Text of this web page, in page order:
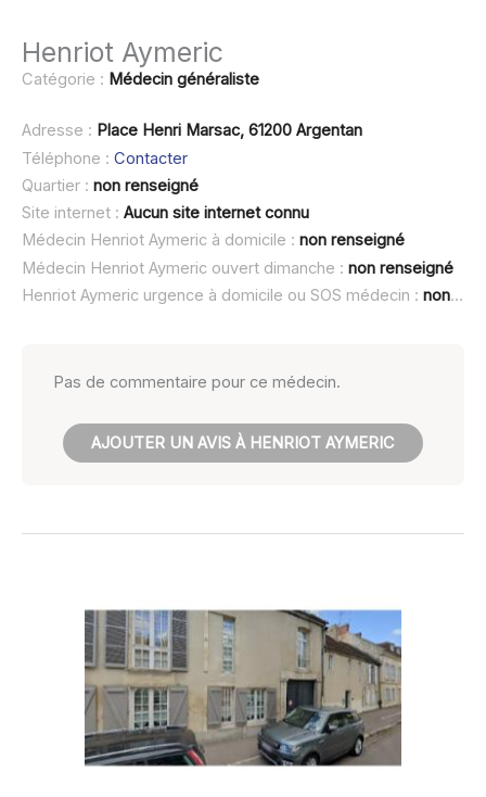
Henriot Aymeric
Catégorie : Médecin généraliste
Adresse : Place Henri Marsac, 61200 Argentan
Téléphone : Contacter
Quartier : non renseigné
Site internet : Aucun site internet connu
Médecin Henriot Aymeric à domicile : non renseigné
Médecin Henriot Aymeric ouvert dimanche : non renseigné
Henriot Aymeric urgence à domicile ou SOS médecin : non renseigné
Pas de commentaire pour ce médecin.
AJOUTER UN AVIS À HENRIOT AYMERIC